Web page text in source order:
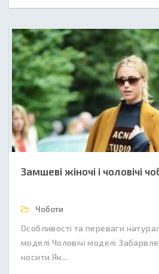
Замшеві жіночі і чоловічі
Чоботи
Особливості та переваги
моделі Чоловічі моделі
носити Як...